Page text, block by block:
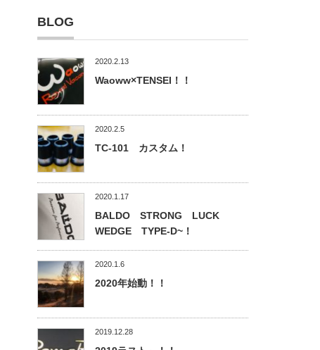
BLOG
2020.2.13
Waoww×TENSEI！！
2020.2.5
TC-101 カスタム！
2020.1.17
BALDO STRONG LUCK
WEDGE TYPE-D~！
2020.1.6
2020年始動！！
2019.12.28